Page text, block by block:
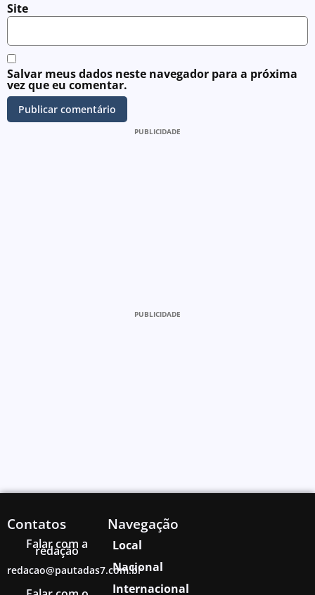
Site
Salvar meus dados neste navegador para a próxima
vez que eu comentar.
PUBLICIDADE
PUBLICIDADE
Contatos
Falar com a
redação
redacao@pautadas7.com.br
Navegação
Local
Nacional
Internacional